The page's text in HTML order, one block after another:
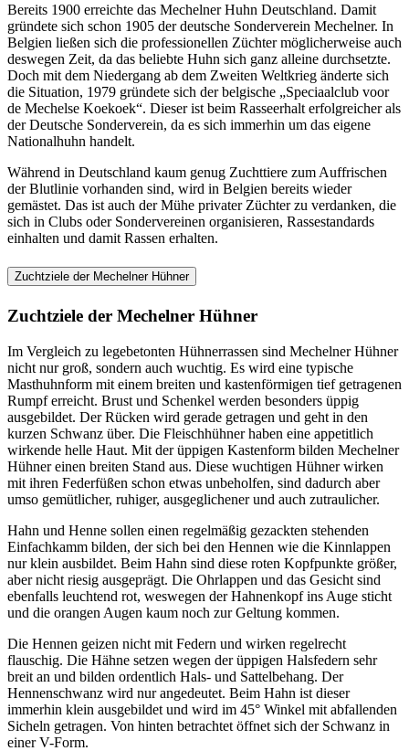
Bereits 1900 erreichte das Mechelner Huhn Deutschland. Damit
gründete sich schon 1905 der deutsche Sonderverein Mechelner. In
Belgien ließen sich die professionellen Züchter möglicherweise auch
deswegen Zeit, da das beliebte Huhn sich ganz alleine durchsetzte.
Doch mit dem Niedergang ab dem Zweiten Weltkrieg änderte sich
die Situation, 1979 gründete sich der belgische „Speciaalclub voor
de Mechelse Koekoek“. Dieser ist beim Rasseerhalt erfolgreicher als
der Deutsche Sonderverein, da es sich immerhin um das eigene
Nationalhuhn handelt.
Während in Deutschland kaum genug Zuchttiere zum Auffrischen
der Blutlinie vorhanden sind, wird in Belgien bereits wieder
gemästet. Das ist auch der Mühe privater Züchter zu verdanken, die
sich in Clubs oder Sondervereinen organisieren, Rassestandards
einhalten und damit Rassen erhalten.
Zuchtziele der Mechelner Hühner
Zuchtziele der Mechelner Hühner
Im Vergleich zu legebetonten Hühnerrassen sind Mechelner Hühner
nicht nur groß, sondern auch wuchtig. Es wird eine typische
Masthuhnform mit einem breiten und kastenförmigen tief getragenen
Rumpf erreicht. Brust und Schenkel werden besonders üppig
ausgebildet. Der Rücken wird gerade getragen und geht in den
kurzen Schwanz über. Die Fleischhühner haben eine appetitlich
wirkende helle Haut. Mit der üppigen Kastenform bilden Mechelner
Hühner einen breiten Stand aus. Diese wuchtigen Hühner wirken
mit ihren Federfüßen schon etwas unbeholfen, sind dadurch aber
umso gemütlicher, ruhiger, ausgeglichener und auch zutraulicher.
Hahn und Henne sollen einen regelmäßig gezackten stehenden
Einfachkamm bilden, der sich bei den Hennen wie die Kinnlappen
nur klein ausbildet. Beim Hahn sind diese roten Kopfpunkte größer,
aber nicht riesig ausgeprägt. Die Ohrlappen und das Gesicht sind
ebenfalls leuchtend rot, weswegen der Hahnenkopf ins Auge sticht
und die orangen Augen kaum noch zur Geltung kommen.
Die Hennen geizen nicht mit Federn und wirken regelrecht
flauschig. Die Hähne setzen wegen der üppigen Halsfedern sehr
breit an und bilden ordentlich Hals- und Sattelbehang. Der
Hennenschwanz wird nur angedeutet. Beim Hahn ist dieser
immerhin klein ausgebildet und wird im 45° Winkel mit abfallenden
Sicheln getragen. Von hinten betrachtet öffnet sich der Schwanz in
einer V-Form.